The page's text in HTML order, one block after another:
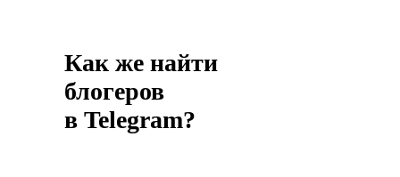
Как же найти
блогеров
в Telegram?